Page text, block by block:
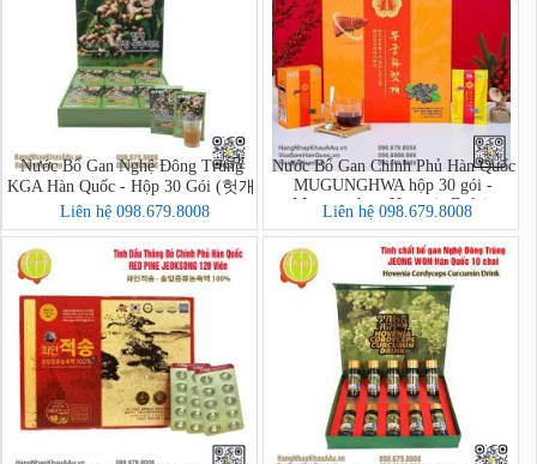
Nước Bổ Gan Nghệ Đông Trùng
KGA Hàn Quốc - Hộp 30 Gói (헛개
강황 동충하초)
Liên hệ 098.679.8008
Nước Bổ Gan Chính Phủ Hàn Quốc
MUGUNGHWA hộp 30 gói -
Mungunghwa Hovenia Dulcis
Liên hệ 098.679.8008